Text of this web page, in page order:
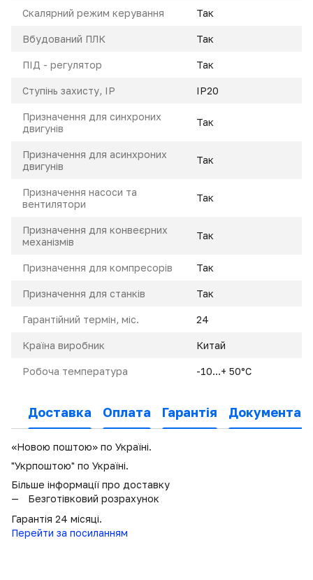
Скалярний режим керування Так
Вбудований ПЛК Так
ПІД - регулятор Так
Ступінь захисту, IP IP20
Призначення для синхроних
двигунів
Так
Призначення для асинхроних
двигунів
Так
Призначення насоси та
вентилятори
Так
Призначення для конвеєрних
механізмів
Так
Призначення для компресорів Так
Призначення для станків Так
Гарантійний термін, міс. 24
Країна виробник Китай
Робоча температура -10…+ 50°С
Доставка Оплата Гарантія
«Новою поштою» по Україні.
"Укрпоштою" по Україні.
Більше інформації про доставку
Безготівковий розрахунок
Гарантія 24 місяці.
Перейти за посиланням